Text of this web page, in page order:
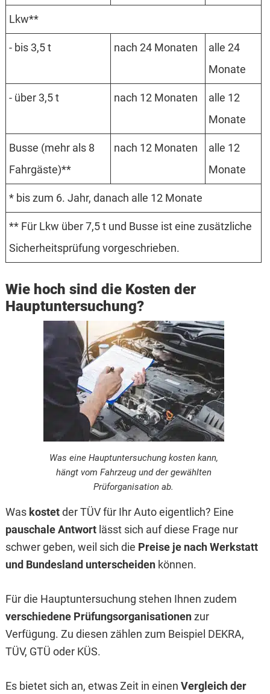
Lkw**
- bis 3,5 t nach 24 Monaten
alle 24
Monate
- über 3,5 t nach 12 Monaten
alle 12
Monate
Busse (mehr als 8
Fahr­gäste)**
nach 12 Monaten
alle 12
Monate
* bis zum 6. Jahr, danach alle 12 Monate
** Für Lkw über 7,5 t und Busse ist eine zusätz­liche
Sicherheits­prüfung vorge­schrieben.
Wie hoch sind die Kosten der
Hauptuntersuchung?
Was eine Hauptuntersuchung kosten kann,
hängt vom Fahrzeug und der gewählten
Prüforganisation ab.
Waskostetder TÜV für Ihr Auto eigentlich? Eine
pauschale Antwortlässt sich auf diese Frage nur
schwer geben, weil sich die Preise je nach Werkstatt
und Bundesland unterscheidenkönnen.
Für die Hauptuntersuchung stehen Ihnen zudem
verschiedene Prüfungsorganisationenzur
Verfügung. Zu diesen zählen zum Beispiel DEKRA,
TÜV, GTÜ oder KÜS.
Es bietet sich an, etwas Zeit in einen Vergleich der